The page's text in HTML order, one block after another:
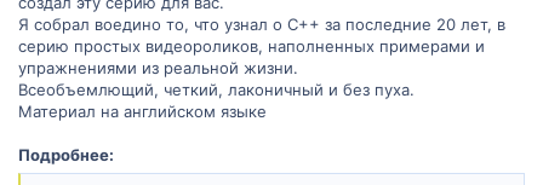
Я собрал воедино то, что узнал о C++ за последние 20 лет, в
серию простых видеороликов, наполненных примерами и
упражнениями из реальной жизни.
Всеобъемлющий, четкий, лаконичный и без пуха.
Материал на английском языке
Подробнее: